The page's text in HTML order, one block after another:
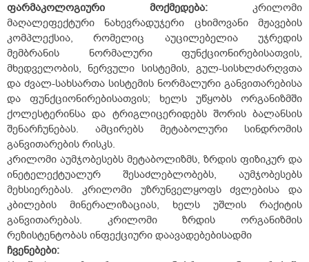
ფარმაკოლოგიური მოქმედება: კრილომი
მაღალეფექტური ნახევრადუჯერი ცხიმოვანი მჟავების
კომპლექსია, რომელიც აუცილებელია უჯრედის
მემბრანის ნორმალური ფუნქციონირებისათვის,
მხედველობის, ნერვული სისტემის, გულ-სისხლძარღვთა
და ძვალ-სახსართა სისტემის ნორმალური განვითარებისა
და ფუნქციონირებისათვის; ხელს უწყობს ორგანიზმში
ქოლესტერინსა და ტრიგლიცერიდებს შორის ბალანსის
შენარჩუნებას. ამცირებს მეტაბოლური სინდრომის
განვითარების რისკს.
კრილომი აუმჯობესებს მეტაბოლიზმს, ზრდის ფიზიკურ და
ინეტელექტუალურ შესაძლებლობებს, აუმჯობესებს
მეხსიერებას. კრილომი უზრუნველყოფს ძვლებისა და
კბილების მინერალიზაციას, ხელს უშლის რაქიტის
განვითარებას. კრილომი ზრდის ორგანიზმის
რეზისტენტობას ინფექციური დაავადებებისადმი
ჩვენებები: